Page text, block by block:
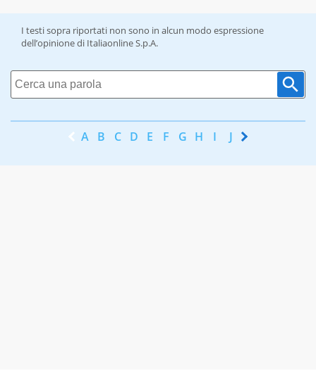
I testi sopra riportati non sono in alcun modo espressione
dell’opinione di Italiaonline S.p.A.
A B C D E F G H I J K